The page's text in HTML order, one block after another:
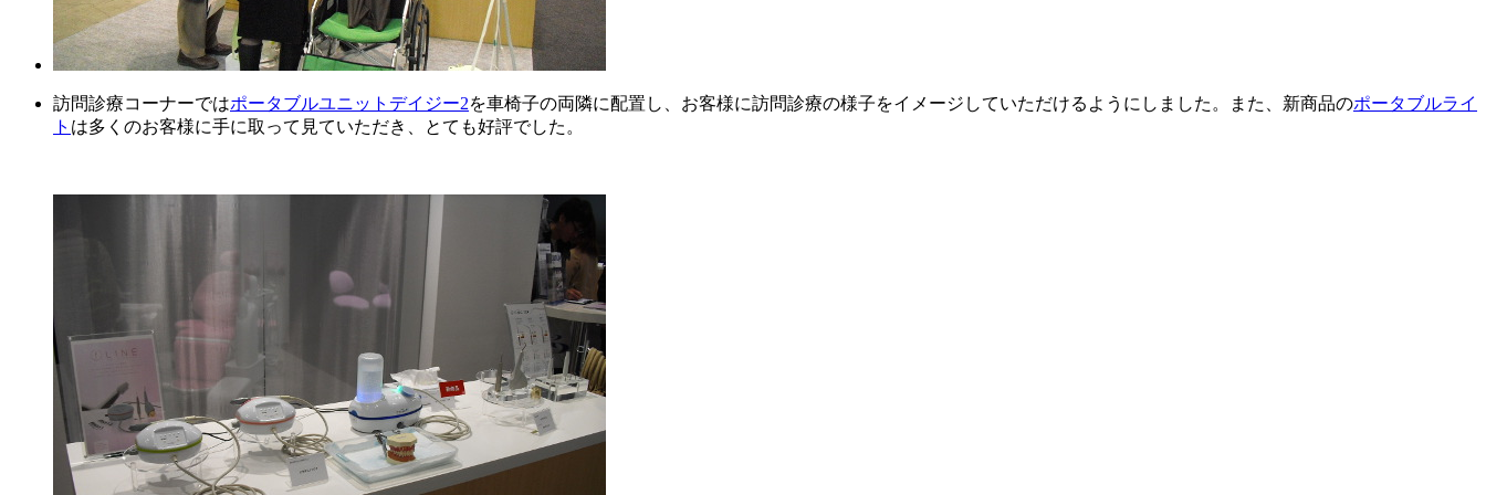
訪問診療コーナーではポータブルユニットデイジー2を車椅子の両隣に配置し、お客様に訪問診療の様子をイメージしていただけるようにしました。また、新商品のポータブルライ
ト は多くのお客様に手に取って見ていただき、とても好評でした。